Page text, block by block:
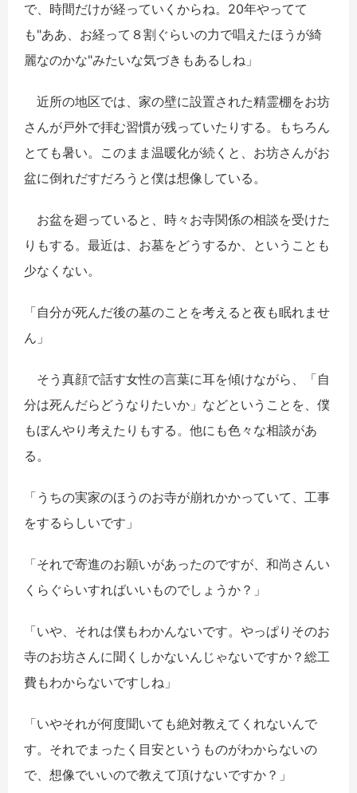
で、時間だけが経っていくからね。20年やってて
も"ああ、お経って８割ぐらいの力で唱えたほうが綺
麗なのかな"みたいな気づきもあるしね」
近所の地区では、家の壁に設置された精霊棚をお坊
さんが戸外で拝む習慣が残っていたりする。もちろん
とても暑い。このまま温暖化が続くと、お坊さんがお
盆に倒れだすだろうと僕は想像している。
お盆を廻っていると、時々お寺関係の相談を受けた
りもする。最近は、お墓をどうするか、ということも
少なくない。
「自分が死んだ後の墓のことを考えると夜も眠れませ
ん」
そう真顔で話す女性の言葉に耳を傾けながら、「自
分は死んだらどうなりたいか」などということを、僕
もぼんやり考えたりもする。他にも色々な相談があ
る。
「うちの実家のほうのお寺が崩れかかっていて、工事
をするらしいです」
「それで寄進のお願いがあったのですが、和尚さんい
くらぐらいすればいいものでしょうか？」
「いや、それは僕もわかんないです。やっぱりそのお
寺のお坊さんに聞くしかないんじゃないですか？総工
費もわからないですしね」
「いやそれが何度聞いても絶対教えてくれないんで
す。それでまったく目安というものがわからないの
で、想像でいいので教えて頂けないですか？」